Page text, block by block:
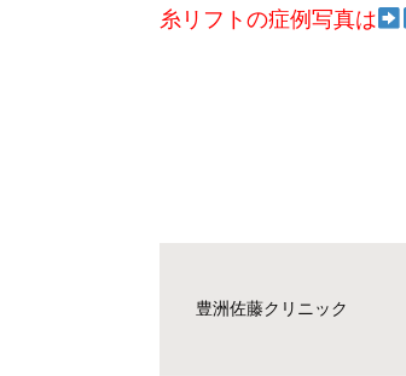
糸リフトの症例写真は
豊洲佐藤クリニック